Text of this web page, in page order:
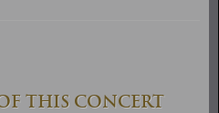
THIS CONCERT